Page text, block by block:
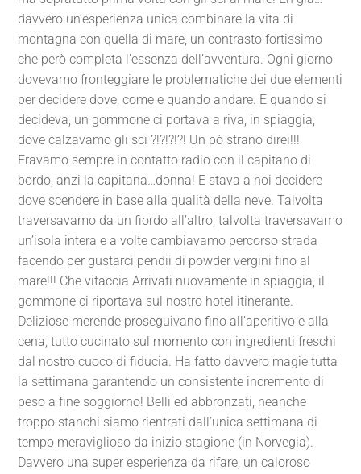
davvero un’esperienza unica combinare la vita di
montagna con quella di mare, un contrasto fortissimo
che però completa l’essenza dell’avventura. Ogni giorno
dovevamo fronteggiare le problematiche dei due elementi
per decidere dove, come e quando andare. E quando si
decideva, un gommone ci portava a riva, in spiaggia,
dove calzavamo gli sci ?!?!?!?! Un pò strano direi!!!
Eravamo sempre in contatto radio con il capitano di
bordo, anzi la capitana…donna! E stava a noi decidere
dove scendere in base alla qualità della neve. Talvolta
traversavamo da un fiordo all’altro, talvolta traversavamo
un’isola intera e a volte cambiavamo percorso strada
facendo per gustarci pendii di powder vergini fino al
mare!!! Che vitaccia Arrivati nuovamente in spiaggia, il
gommone ci riportava sul nostro hotel itinerante.
Deliziose merende proseguivano fino all’aperitivo e alla
cena, tutto cucinato sul momento con ingredienti freschi
dal nostro cuoco di fiducia. Ha fatto davvero magie tutta
la settimana garantendo un consistente incremento di
peso a fine soggiorno! Belli ed abbronzati, neanche
troppo stanchi siamo rientrati dall’unica settimana di
tempo meraviglioso da inizio stagione (in Norvegia).
Davvero una super esperienza da rifare, un caloroso